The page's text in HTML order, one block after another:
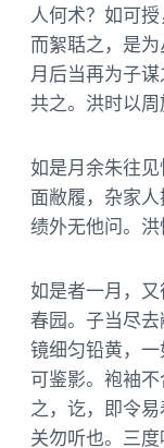
人何术？如可
而絮聒之，是
月后当再为子
共之。洪时以周
如是月余朱往
面敝履，杂家
绩外无他问。洪
如是者一月，
春园。子当尽去
镜细匀铅黄，
可鉴影。袍袖
之，讫，即令
关勿听也。三